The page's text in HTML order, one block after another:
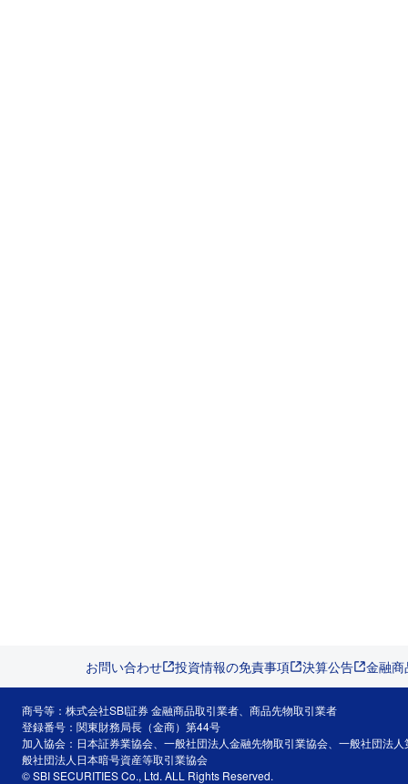
お問い合わせ 投資情報の免責事項 決算公告 金融
商号等：株式会社SBI証券 金融商品取引業者、商品先物取引業者
登録番号：関東財務局長（金商）第44号
加入協会：日本証券業協会、一般社団法人金融先物取引業協会、一般社団法
般社団法人日本暗号資産等取引業協会
© SBI SECURITIES Co., Ltd. ALL Rights Reserved.